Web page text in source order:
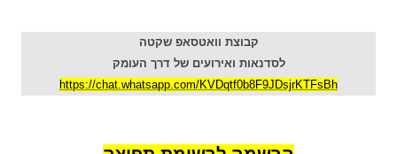
קבוצת וואטסאפ שקטה
לסדנאות ואירועים של דרך העומק
https://chat.whatsapp.com/KVDqtf0b8F9JDsjrKTFsBh